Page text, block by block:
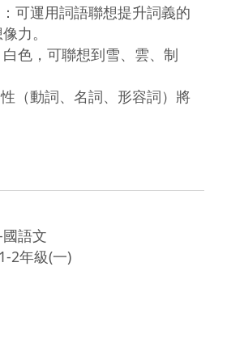
可運用詞語聯想提升詞義的
力。
白色，可聯想到雪、雲、制
（動詞、名詞、形容詞）將
語文
2年級(一)